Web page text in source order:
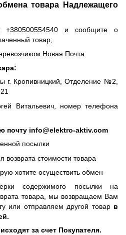
товара Надлежащего
+380500554540 и сообщите о
товар;
Новая Почта.
г. Кропивницкий, Отделение №2,
Витальевич, номер телефона
почту info@elektro-aktiv.com
посылки
возврата стоимости товара
хотите осуществить обмен
содержимого посылки на
товара, мы возвращаем Вам
или отправляем другой товар в
за счет Покупателя.